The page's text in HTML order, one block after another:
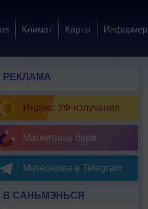
Климат Карты Информер
РЕКЛАМА
Индекс УФ-излучения
Магнитные бури
Метеонова в Telegram
В САНЬМЭНЬСЯ